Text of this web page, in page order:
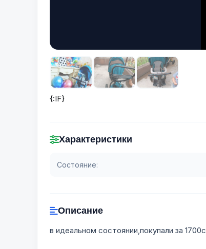
{:IF}
Характеристики
Состояние:
Описание
в идеальном состоянии,покупали за 1700с